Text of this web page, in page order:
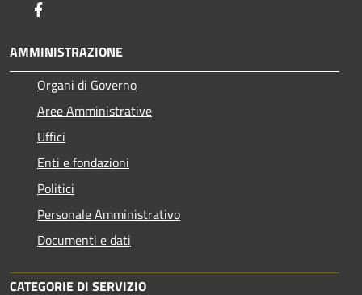
AMMINISTRAZIONE
Organi di Governo
Aree Amministrative
Uffici
Enti e fondazioni
Politici
Personale Amministrativo
Documenti e dati
CATEGORIE DI SERVIZIO